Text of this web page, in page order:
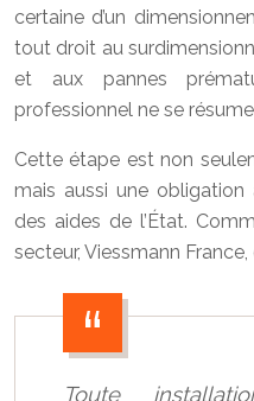
certaine d’un
tout droit au
et aux pannes
professionnel ne se
Cette étape est non
mais aussi une obligation
des aides de l’État.
secteur, Viessmann
Toute